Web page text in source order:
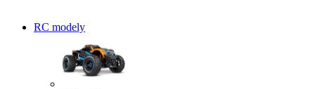
RC modely